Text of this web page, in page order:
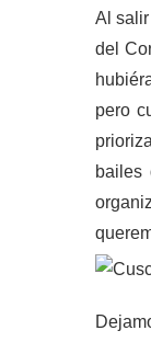
Al
del
pero
bailes